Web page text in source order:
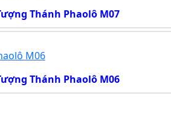
Thánh Phaolô M07
Thánh Phaolô M06